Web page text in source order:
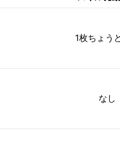
1枚ちょう
なし